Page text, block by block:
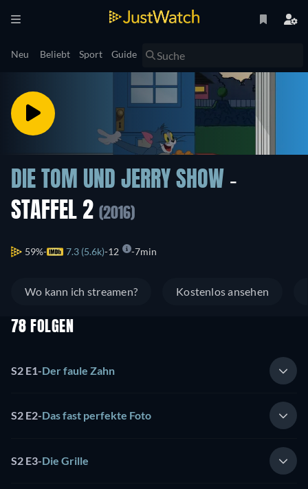
Neu Beliebt Sport Guide
DIE TOM UND JERRY SHOW -
STAFFEL 2 (2016)
59% 7.3 (5.6k) 12 7min
Wo kann ich streamen? Kostenlos ansehen
78 FOLGEN
S2 E1-Der faule Zahn
S2 E2-Das fast perfekte Foto
S2 E3-Die Grille